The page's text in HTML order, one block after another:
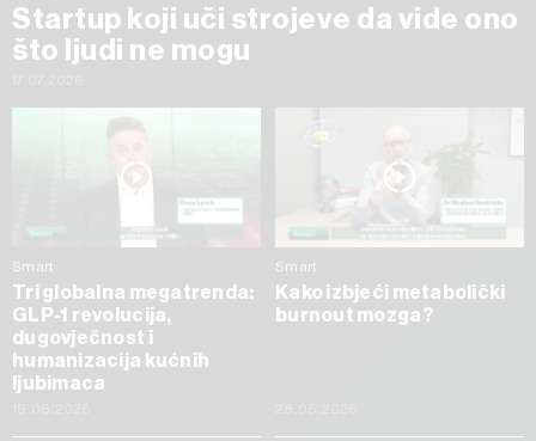
Startup koji uči strojeve da vide ono
što ljudi ne mogu
Smart
Tri globalna megatrenda:
GLP-1 revolucija,
dugovječnost i
humanizacija kućnih
ljubimaca
Smart
Kako izbjeći metabolički
burnout mozga?